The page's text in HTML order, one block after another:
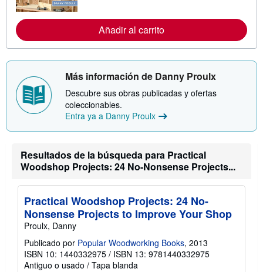
a
c
i
n
o
l
t
a
r
a
d
n
v
Añadir al carrito
Más información de Danny Proulx
Descubre sus obras publicadas y ofertas
coleccionables.
Entra ya a Danny Proulx
Resultados de la búsqueda para Practical
Woodshop Projects: 24 No-Nonsense Projects...
Practical Woodshop Projects: 24 No-
Nonsense Projects to Improve Your Shop
Proulx, Danny
Publicado por Popular Woodworking Books, 2013
ISBN 10: 1440332975 / ISBN 13: 9781440332975
Antiguo o usado / Tapa blanda